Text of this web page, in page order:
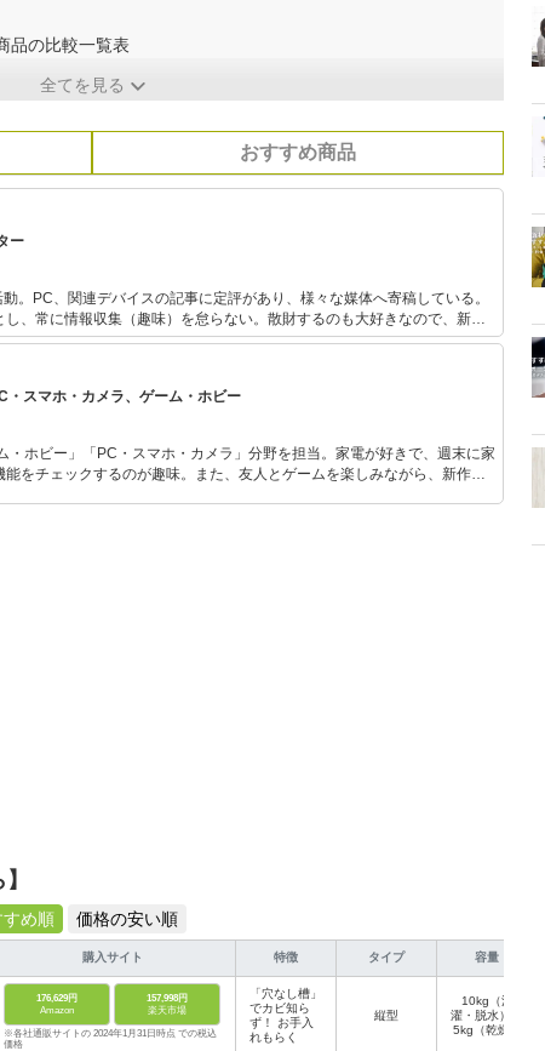
品の比較一覧表
全てを見る
おすすめ商品
ー
。PC、関連デバイスの記事に定評があり、様々な媒体へ寄稿している。
し、常に情報収集（趣味）を怠らない。散財するのも大好きなので、新し
いてしまう傾向が強い。
・スマホ・カメラ、ゲーム・ホビー
・ホビー」「PC・スマホ・カメラ」分野を担当。家電が好きで、週末に家
能をチェックするのが趣味。また、友人とゲームを楽しみながら、新作タ
め順 価格の安い順
購入サイト 特徴 タイプ 容量
176,629円
Amazon
157,998円
楽天市場
※各社通販サイトの 2024年1月31日時点 での税込
価格
「穴なし槽」
でカビ知ら
ず！ お手入
れもらく
縦型
10kg（洗
濯・脱水）、
5kg（乾燥）